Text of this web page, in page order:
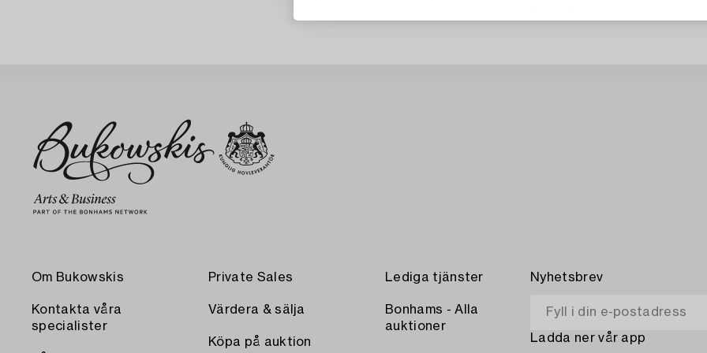
Om Bukowskis
Kontakta våra
specialister
Private Sales
Värdera & sälja
Köpa på auktion
Lediga tjänster
Bonhams - Alla
auktioner
Nyhetsbrev
Ladda ner vår app